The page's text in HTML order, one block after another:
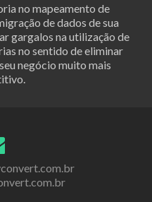
no mapeamento de
de dados de sua
gargalos na utilização de
no sentido de eliminar
negócio muito mais